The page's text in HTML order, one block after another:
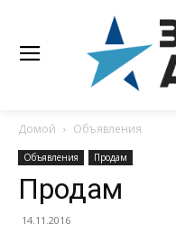
Домой Объявления
Объявления Продам
Продам
14.11.2016